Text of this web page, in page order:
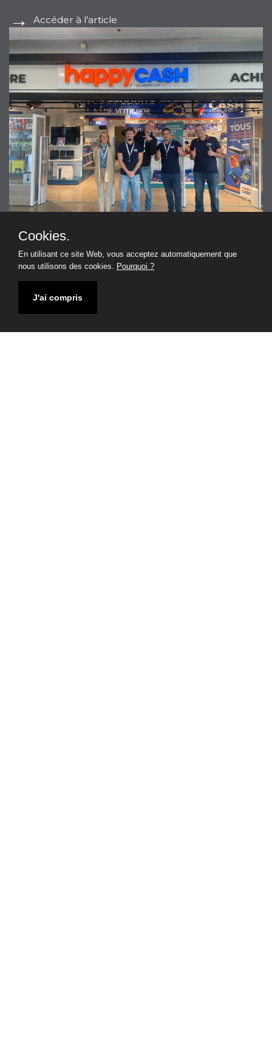
Accéder à l’article
Cookies.
En utilisant ce site Web, vous acceptez automatiquement que
nous utilisons des cookies. Pourquoi ?
J'ai compris